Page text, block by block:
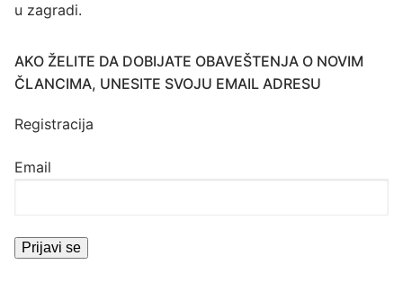
u zagradi.
AKO ŽELITE DA DOBIJATE OBAVEŠTENJA O NOVIM
ČLANCIMA, UNESITE SVOJU EMAIL ADRESU
Registracija
Email